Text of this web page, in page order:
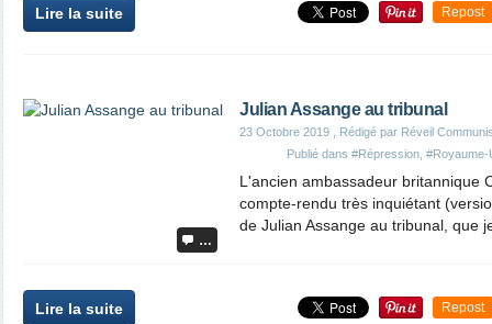
Lire la suite Repost
…
Julian Assange au tribunal
23 Octobre 2019 , Rédigé par Réveil
Publié dans #Répression #Royaume-
L'ancien ambassadeur britannique
compte-rendu très inquiétant
de Julian Assange au tribunal, que
Lire la suite Repost